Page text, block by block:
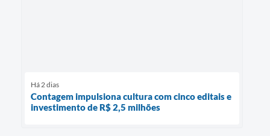
Há 2 dias
Contagem impulsiona cultura com cinco editais e
investimento de R$ 2,5 milhões